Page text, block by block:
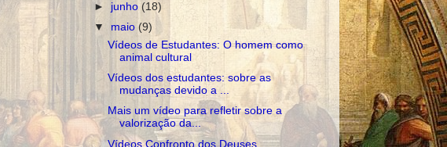
► junho(18)
▼ maio(9)
Vídeos de Estudantes: O homem como
animal cultural
Vídeos dos estudantes: sobre as
mudanças devido a ...
Mais um vídeo para refletir sobre a
valorização da...
Vídeos Confronto dos Deuses